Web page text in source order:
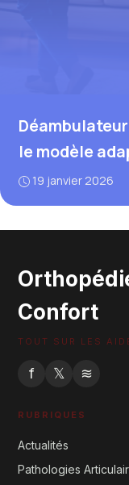
le modèle
19 janvier 2026
Confort
TOUT SUR LES
f 𝕏 ≋
RUBRIQUES
Actualités
Pathologies